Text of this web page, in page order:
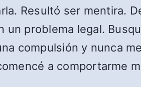
Resultó ser mentira.
un problema legal.
compulsión y nunca
a comportarme